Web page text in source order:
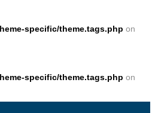
specific/theme.tags.php on
specific/theme.tags.php on